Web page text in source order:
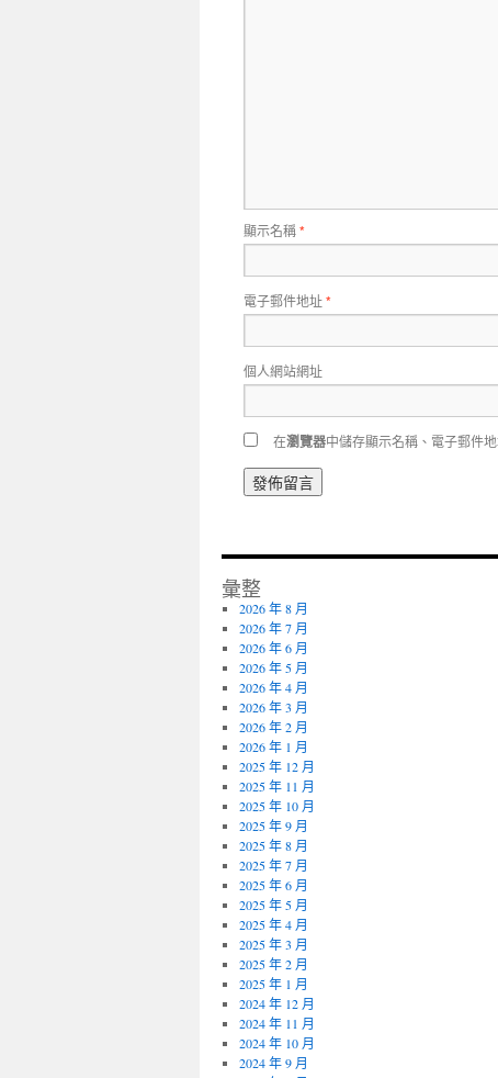
顯示名稱*
電子郵件地址*
個人網站網址
在瀏覽器中儲存顯示名稱、電子郵件
彙整
2026 年 8 月
2026 年 7 月
2026 年 6 月
2026 年 5 月
2026 年 4 月
2026 年 3 月
2026 年 2 月
2026 年 1 月
2025 年 12 月
2025 年 11 月
2025 年 10 月
2025 年 9 月
2025 年 8 月
2025 年 7 月
2025 年 6 月
2025 年 5 月
2025 年 4 月
2025 年 3 月
2025 年 2 月
2025 年 1 月
2024 年 12 月
2024 年 11 月
2024 年 10 月
2024 年 9 月